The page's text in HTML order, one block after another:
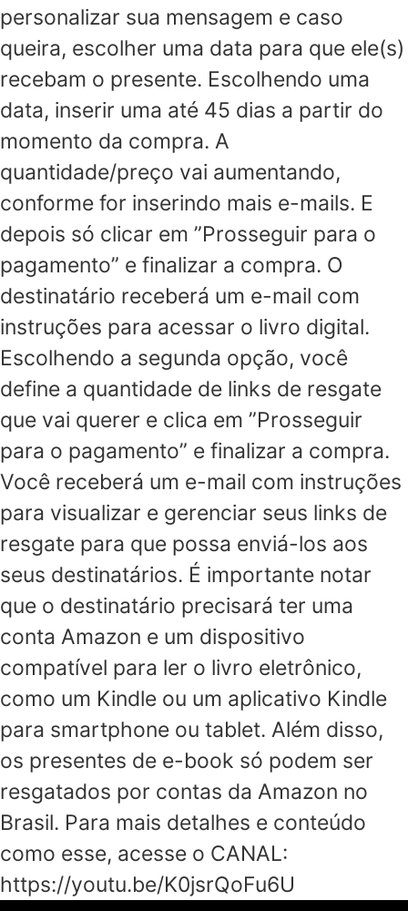
personalizar sua mensagem e caso
queira, escolher uma data para que ele(s)
recebam o presente. Escolhendo uma
data, inserir uma até 45 dias a partir do
momento da compra. A
quantidade/preço vai aumentando,
conforme for inserindo mais e-mails. E
depois só clicar em ”Prosseguir para o
pagamento” e finalizar a compra. O
destinatário receberá um e-mail com
instruções para acessar o livro digital.
Escolhendo a segunda opção, você
define a quantidade de links de resgate
que vai querer e clica em ”Prosseguir
para o pagamento” e finalizar a compra.
Você receberá um e-mail com instruções
para visualizar e gerenciar seus links de
resgate para que possa enviá-los aos
seus destinatários. É importante notar
que o destinatário precisará ter uma
conta Amazon e um dispositivo
compatível para ler o livro eletrônico,
como um Kindle ou um aplicativo Kindle
para smartphone ou tablet. Além disso,
os presentes de e-book só podem ser
resgatados por contas da Amazon no
Brasil. Para mais detalhes e conteúdo
como esse, acesse o CANAL:
https://youtu.be/K0jsrQoFu6U